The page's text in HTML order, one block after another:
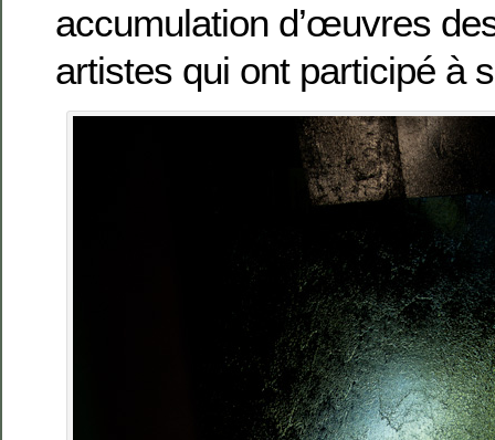
accumulation d’œuvres
artistes qui ont participé à